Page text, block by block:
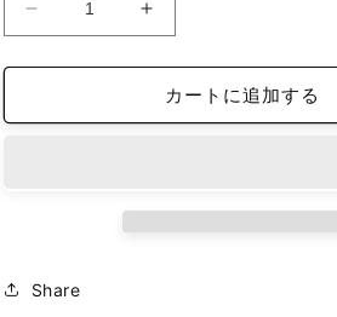
reflection
イ
ナ
オ
iFace
reflection
イ
ン
ナ
ー
カートに追加する
Share